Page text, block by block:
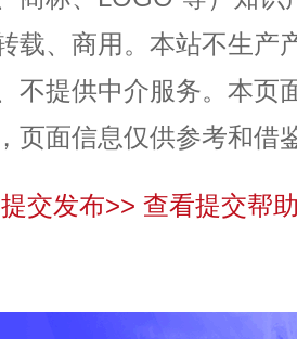
载、商用。本站不生产
不提供中介服务。本页
页面信息仅供参考和借
交发布>> 查看提交帮